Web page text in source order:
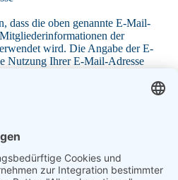
dass die oben genannte E-Mail-
der
wird. Die Angabe der E-
Nutzung Ihrer E-Mail-Adresse
Gesellschaft e. V. c/o Sabine
einzuziehen. Zugleich weise ich
einzulösen. Hinweis: Ich kann
mit dem Belastungsdatum,